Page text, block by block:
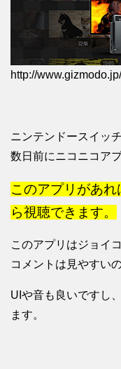
http://
ニンテンドースイッ
数日前にニコニコア
このアプリがあ
ら視聴できます。
このアプリはジョイ
コメントは見やすい
UIや音も良いですし
ます。